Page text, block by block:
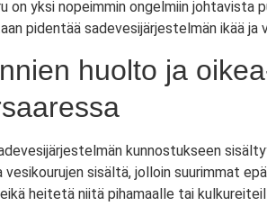
on yksi nopeimmin ongelmiin
pidentää sadevesijärjestelmän ikää
huolto ja
kunnostukseen
vesikourujen sisältä, jolloin suurimmat
heitetä niitä pihamaalle tai